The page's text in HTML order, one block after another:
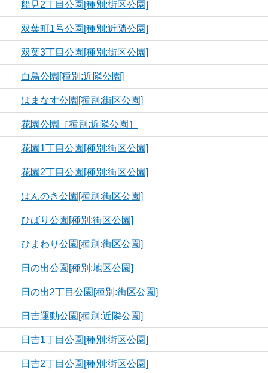
船見2丁目公園[種別:街区公園]
双葉町1号公園[種別:近隣公園]
双葉3丁目公園[種別:街区公園]
白鳥公園[種別:近隣公園]
はまなす公園[種別:街区公園]
花園公園［種別:近隣公園］
花園1丁目公園[種別:街区公園]
花園2丁目公園[種別:街区公園]
はんのき公園[種別:街区公園]
ひばり公園[種別:街区公園]
ひまわり公園[種別:街区公園]
日の出公園[種別:地区公園]
日の出2丁目公園[種別:街区公園]
日吉運動公園[種別:近隣公園]
日吉1丁目公園[種別:街区公園]
日吉2丁目公園[種別:街区公園]